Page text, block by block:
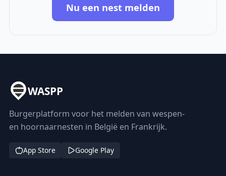
Nu een nest melden
WASPP
Burgerplatform voor het melden van wespen-
en hoornaarnesten in België en Frankrijk.
App Store Google Play